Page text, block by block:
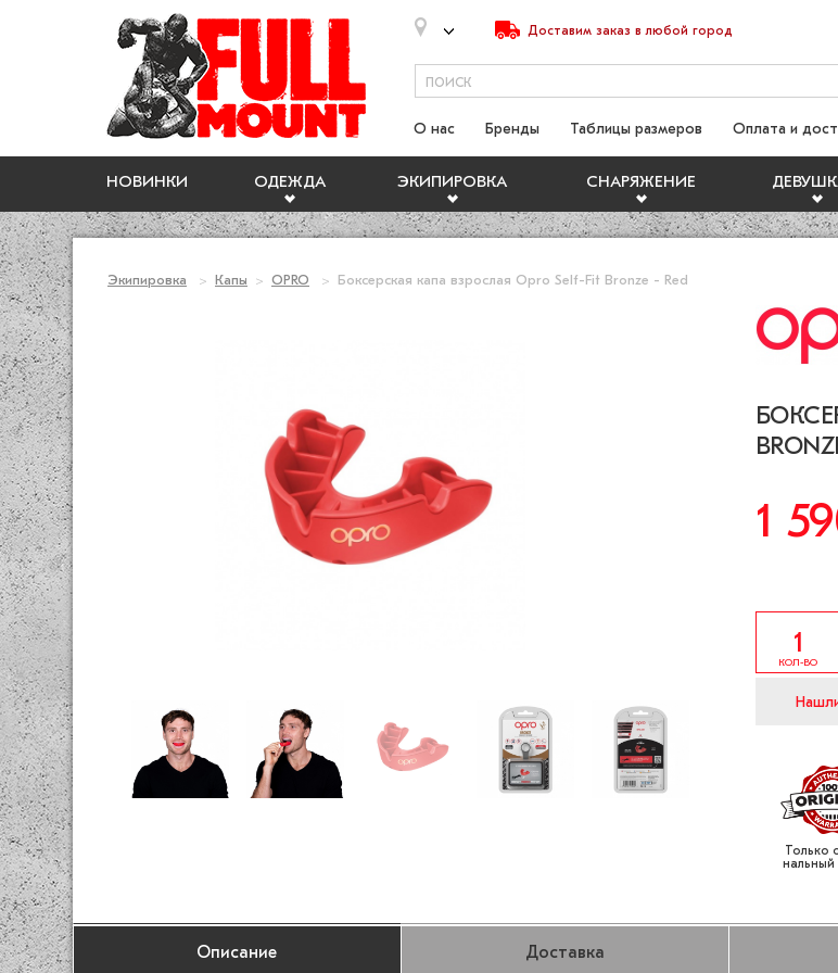
Доставим заказ в любой город
НОВИНКИ ОДЕЖДА ЭКИПИРОВКА СНАРЯЖЕНИЕ
О нас Бренды Таблицы размеров Оплата и
Экипировка Капы OPRO Боксерская капа взрослая Opro Self-Fit Bronze - Red
1
КОЛ-ВО
Только
нальный
Описание Доставка